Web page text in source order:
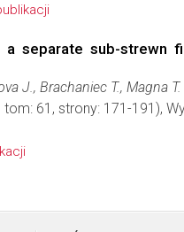
separate sub-
J., Brachaniec T., Magna T.
tom: 61, strony: 171-191),